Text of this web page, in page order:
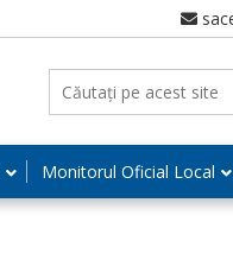
Monitorul Oficial Local